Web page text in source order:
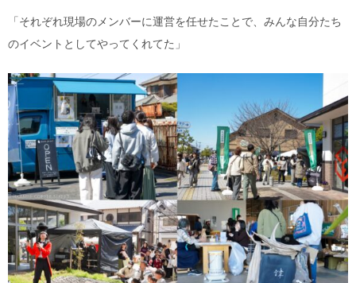
「それぞれ現場のメンバーに運営を任せたことで、みんな自分たち
のイベントとしてやってくれてた」